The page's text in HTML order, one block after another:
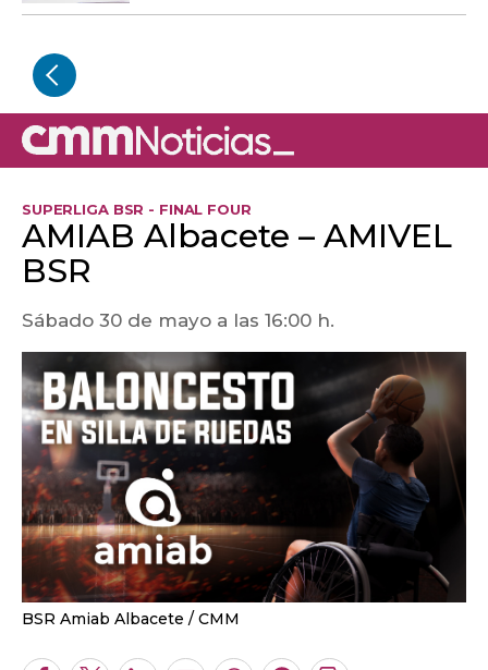
SUPERLIGA BSR - FINAL FOUR
AMIAB Albacete – AMIVEL
BSR
Sábado 30 de mayo a las 16:00 h.
BSR Amiab Albacete CMM